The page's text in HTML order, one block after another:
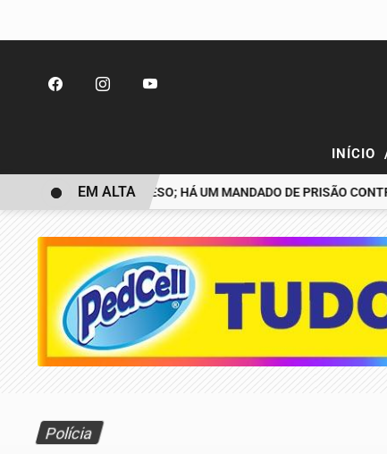
INÍCIO
É PRESO; HÁ UM MANDADO DE PRISÃO CONTRA
EM ALTA
Polícia